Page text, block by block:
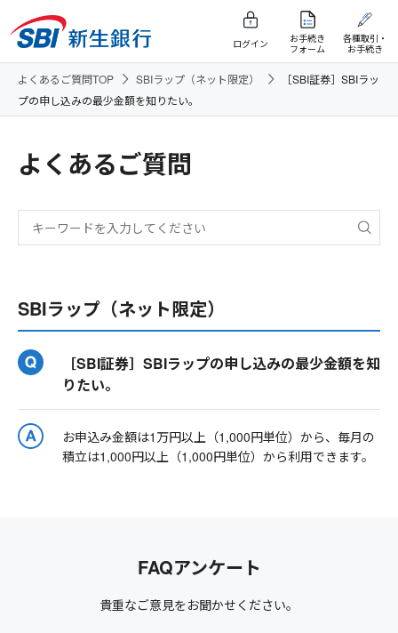
ログイン
お手続き
フォーム
各種取引・
お手続き
よくあるご質問TOP SBIラップ（ネット限定）
［SBI証券］SBIラッ
プの申し込みの最少金額を知りたい。
よくあるご質問
SBIラップ（ネット限定）
［SBI証券］SBIラップの申し込みの最少金額を知
りたい。
お申込み金額は1万円以上（1,000円単位）から、毎月の
積立は1,000円以上（1,000円単位）から利用できます。
FAQアンケート
貴重なご意見をお聞かせください。